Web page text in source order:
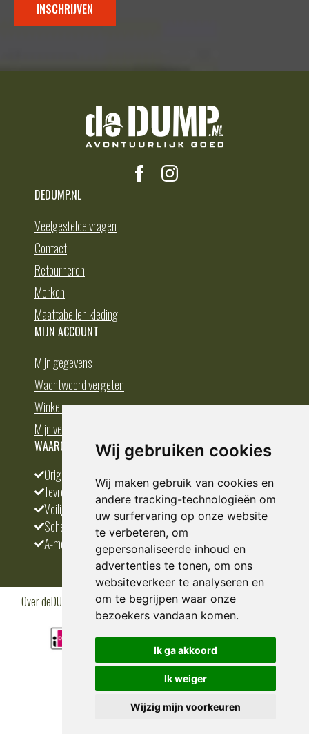
Wij gebruiken cookies
Wij maken gebruik van cookies en
andere tracking-technologieën om
uw surfervaring op onze website
te verbeteren, om
gepersonaliseerde inhoud en
advertenties te tonen, om ons
websiteverkeer te analyseren en
om te begrijpen waar onze
bezoekers vandaan komen.
Ik ga akkoord
Ik weiger
Wijzig mijn voorkeuren
INSCHRIJVEN
DEDUMP.NL
Veelgestelde vragen
Contact
Retourneren
Merken
Maattabellen kleding
MIJN ACCOUNT
Mijn gegevens
Wachtwoord vergeten
Winkelmand
Mijn verlanglijst
WAAROM BESTELLEN BIJ DEDUMP.NL
Origineel en divers
Tevreden klanten
Veilig betalen
Scherpste prijs
A-merken
Over deDUMP.nl Algemene voorwaardenPrivacy PolicyKlantenservice
CookiesBlogs